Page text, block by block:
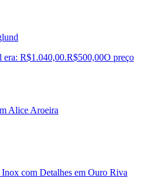
era: R$1.040,00.R$500,00O preço
Alice Aroeira
com Detalhes em Ouro Riva